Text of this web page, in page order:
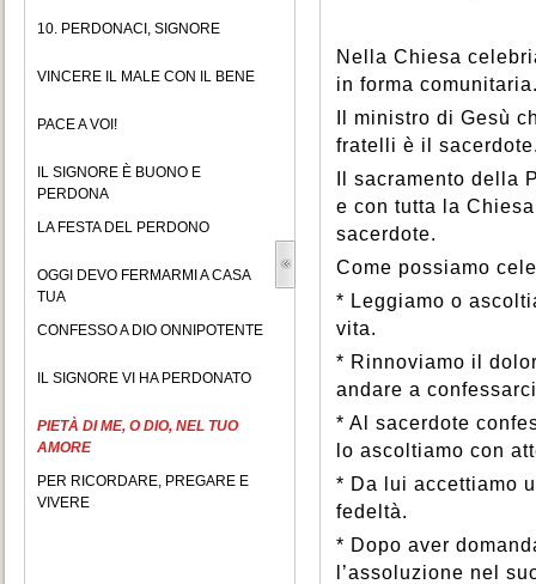
10. PERDONACI, SIGNORE
VINCERE IL MALE CON IL BENE
PACE A VOI!
IL SIGNORE È BUONO E
PERDONA
LA FESTA DEL PERDONO
OGGI DEVO FERMARMI A CASA
TUA
CONFESSO A DIO ONNIPOTENTE
IL SIGNORE VI HA PERDONATO
PIETÀ DI ME, O DIO, NEL TUO
AMORE
PER RICORDARE, PREGARE E
VIVERE
Nella Chiesa
in forma
Il ministro di Gesù
fratelli è il
Il sacramento della
e con tutta la
sacerdote.
Come possiamo
* Leggiamo o
vita.
* Rinnoviamo il
andare a
* Al sacerdote
lo ascoltiamo con
* Da lui accettiamo
fedeltà.
* Dopo aver
l’assoluzione nel